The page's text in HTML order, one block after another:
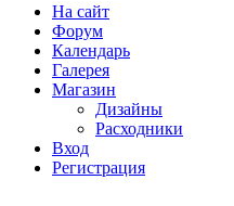
На сайт
Форум
Календарь
Галерея
Магазин
Дизайны
Расходники
Вход
Регистрация